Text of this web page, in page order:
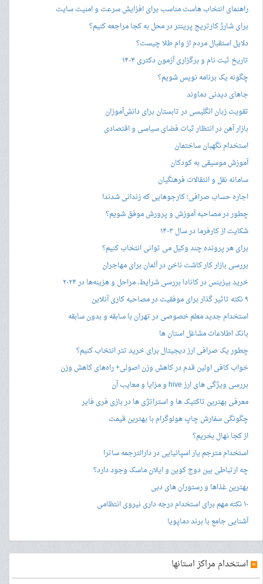
راهنمای انتخاب هاست مناسب برای افزایش سرعت و امنیت سایت
برای شارژ کارتریج پرینتر در محل به کجا مراجعه کنیم؟
دلایل استقبال مردم از وام طلا چیست؟
تاریخ ثبت نام و برگزاری آزمون دکتری ۱۴۰۴
چگونه یک برنامه نویس شویم؟
جاهای دیدنی دماوند
تقویت زبان انگلیسی در تابستان برای دانش‌آموزان
بازار آهن در انتظار ثبات فضای سیاسی و اقتصادی
استخدام نگهبان ساختمان
آموزش موسیقی به کودکان
سامانه نقل و انتقالات فرهنگیان
اجاره حساب صرافی؛ کارجوهایی که زندانی شدند!
چطور در مصاحبه‌ آموزش و پرورش موفق شویم؟
شکایت از کارفرما در سال ۱۴۰۳
برای هر پرونده چند وکیل می توانی انتخاب کنیم؟
بررسی بازار کار کاشت ناخن در آلمان برای مهاجران
خرید بیزینس در کانادا بررسی شرایط، مراحل و هزینه‌ها در ۲۰۲۴
۹ نکته تاثیر گذار برای موفقیت در مصاحبه کاری آنلاین
استخدام جدید معلم خصوصی در تهران با سابقه و بدون سابقه
بانک اطلاعات مشاغل استان ها
چطور یک صرافی ارز دیجیتال برای خرید تتر انتخاب کنیم؟
خواب کافی اولین قدم در کاهش وزن اصولی+ راه‌های کاهش وزن
بررسی ویژگی های ارز hive و مزایا و معایب آن
معرفی بهترین تاکتیک ها و استراتژی ها در بازی فری فایر
چگونگی سفارش چاپ هولوگرام با بهترین قیمت
از کجا نهال بخریم؟
استخدام مترجم یار اسپانیایی در دارالترجمه ساترا
چه ارتباطی بین دوج کوین و ایلان ماسک وجود دارد؟
بهترین غذاها و رستوران های دبی
۱۰ نکته مهم برای استخدام درجه داری نیروی انتظامی
آشنایی جامع با برند دماپویا
» استخدام مراکز استانها